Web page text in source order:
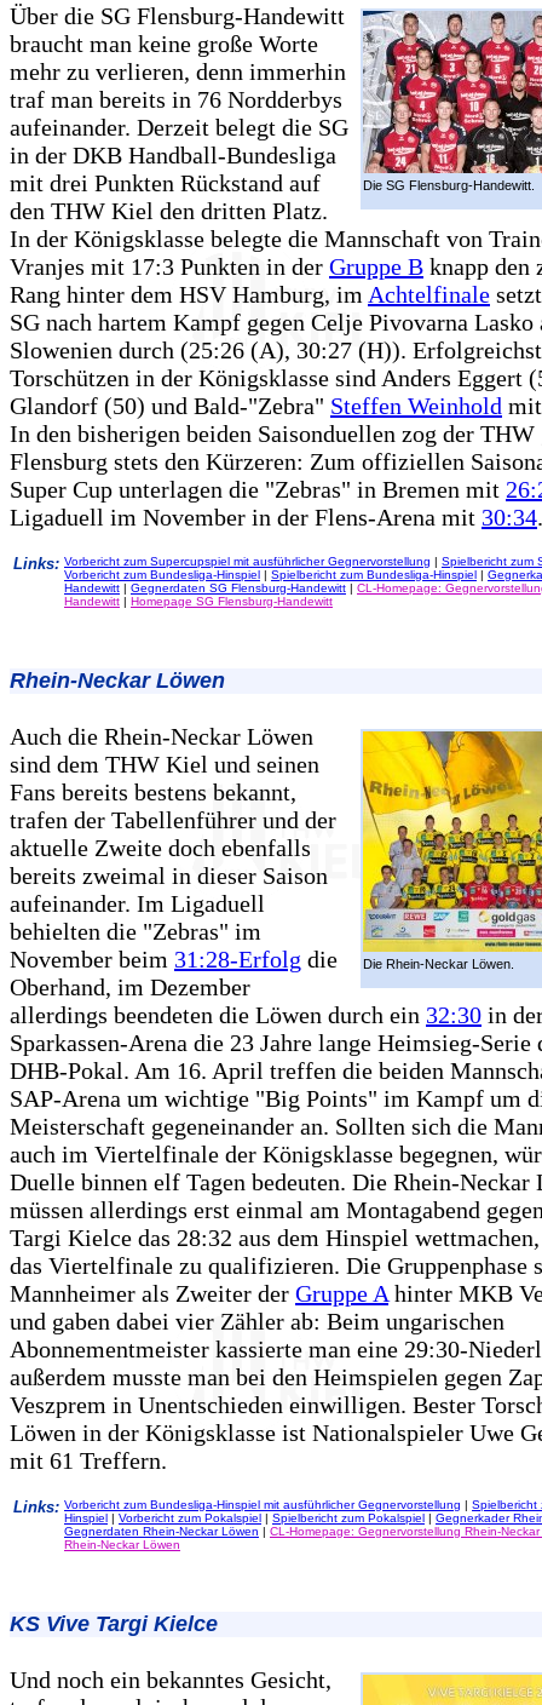
Die SG Flensburg-Handewitt.
Über die SG Flensburg-Handewitt
braucht man keine große Worte
mehr zu verlieren, denn immerhin
traf man bereits in 76 Nordderbys
aufeinander. Derzeit belegt die SG
in der DKB Handball-Bundesliga
mit drei Punkten Rückstand auf
den THW Kiel den dritten Platz.
In der Königsklasse belegte die Mannschaft von
Vranjes mit 17:3 Punkten in der Gruppe B knapp den
Rang hinter dem HSV Hamburg, im Achtelfinale
SG nach hartem Kampf gegen Celje Pivovarna Lasko
Slowenien durch (25:26 (A), 30:27 (H)).
Torschützen in der Königsklasse sind Anders Eggert
Glandorf (50) und Bald-"Zebra" Steffen Weinhold
In den bisherigen beiden Saisonduellen zog der THW
Flensburg stets den Kürzeren: Zum offiziellen
Super Cup unterlagen die "Zebras" in Bremen mit
Ligaduell im November in der Flens-Arena mit 30:34.
Links: Vorbericht zum Supercupspiel mit ausführlicher Gegnervorstellung | Spielbericht zum
Vorbericht zum Bundesliga-Hinspiel | Spielbericht zum Bundesliga-Hinspiel |
Handewitt | Gegnerdaten SG Flensburg-Handewitt | CL-Homepage:
Handewitt | Homepage SG Flensburg-Handewitt
Rhein-Neckar Löwen
Die Rhein-Neckar Löwen.
Auch die Rhein-Neckar Löwen
sind dem THW Kiel und seinen
Fans bereits bestens bekannt,
trafen der Tabellenführer und der
aktuelle Zweite doch ebenfalls
bereits zweimal in dieser Saison
aufeinander. Im Ligaduell
behielten die "Zebras" im
November beim 31:28-Erfolg die
Oberhand, im Dezember
allerdings beendeten die Löwen durch ein 32:30 in
Sparkassen-Arena die 23 Jahre lange Heimsieg-
DHB-Pokal. Am 16. April treffen die beiden
SAP-Arena um wichtige "Big Points" im Kampf um
Meisterschaft gegeneinander an. Sollten sich die
auch im Viertelfinale der Königsklasse begegnen,
Duelle binnen elf Tagen bedeuten. Die Rhein-Neckar
müssen allerdings erst einmal am Montagabend
Targi Kielce das 28:32 aus dem Hinspiel
das Viertelfinale zu qualifizieren. Die Gruppenphase
Mannheimer als Zweiter der Gruppe A hinter MKB
und gaben dabei vier Zähler ab: Beim ungarischen
Abonnementmeister kassierte man eine 29:30-
außerdem musste man bei den Heimspielen gegen
Veszprem in Unentschieden einwilligen. Bester
Löwen in der Königsklasse ist Nationalspieler Uwe
mit 61 Treffern.
Links: Vorbericht zum Bundesliga-Hinspiel mit ausführlicher Gegnervorstellung | Spielbericht
Hinspiel | Vorbericht zum Pokalspiel | Spielbericht zum Pokalspiel | Gegnerkader
Gegnerdaten Rhein-Neckar Löwen | CL-Homepage: Gegnervorstellung Rhein-
Rhein-Neckar Löwen
KS Vive Targi Kielce
Und noch ein bekanntes Gesicht,